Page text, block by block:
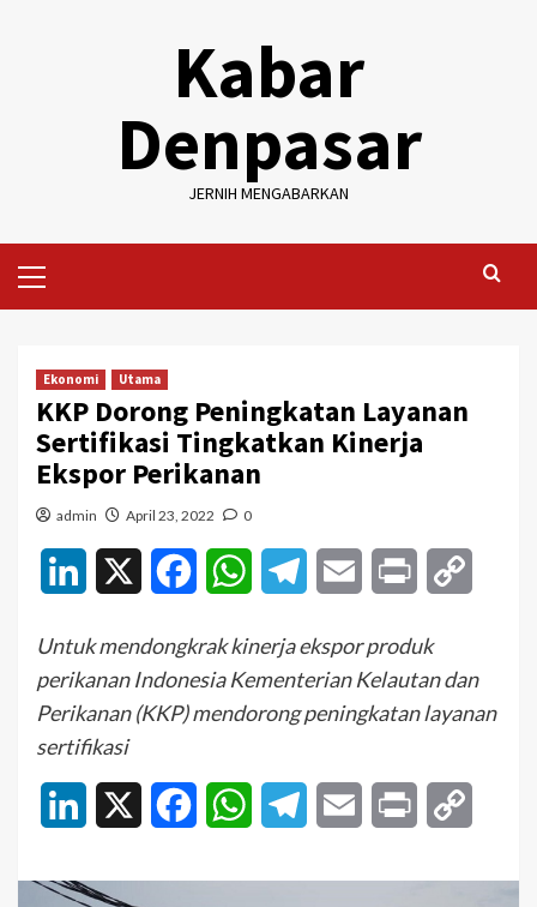
Kabar
Denpasar
JERNIH MENGABARKAN
Menu
Ekonomi Utama
KKP Dorong Peningkatan Layanan
Sertifikasi Tingkatkan Kinerja
Ekspor Perikanan
admin April 23, 2022 0
LinkedIn FacebookWhatsAppTelegramEmail Print
Untuk mendongkrak kinerja ekspor produk
perikanan Indonesia Kementerian Kelautan dan
Perikanan (KKP) mendorong peningkatan layanan
sertifikasi
LinkedIn FacebookWhatsAppTelegramEmail Print